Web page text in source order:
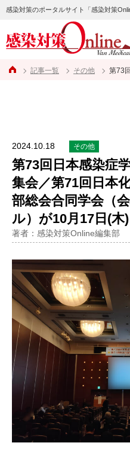
感染対策のポータルサイト「感染対策
記事一覧 その他 第73回日本感染症学
2024.10.18 その他
第73回日本感染症
集会／第71回日本
部総会合同学会（
ル）が10月17日(木
著者：感染対策Online編集部